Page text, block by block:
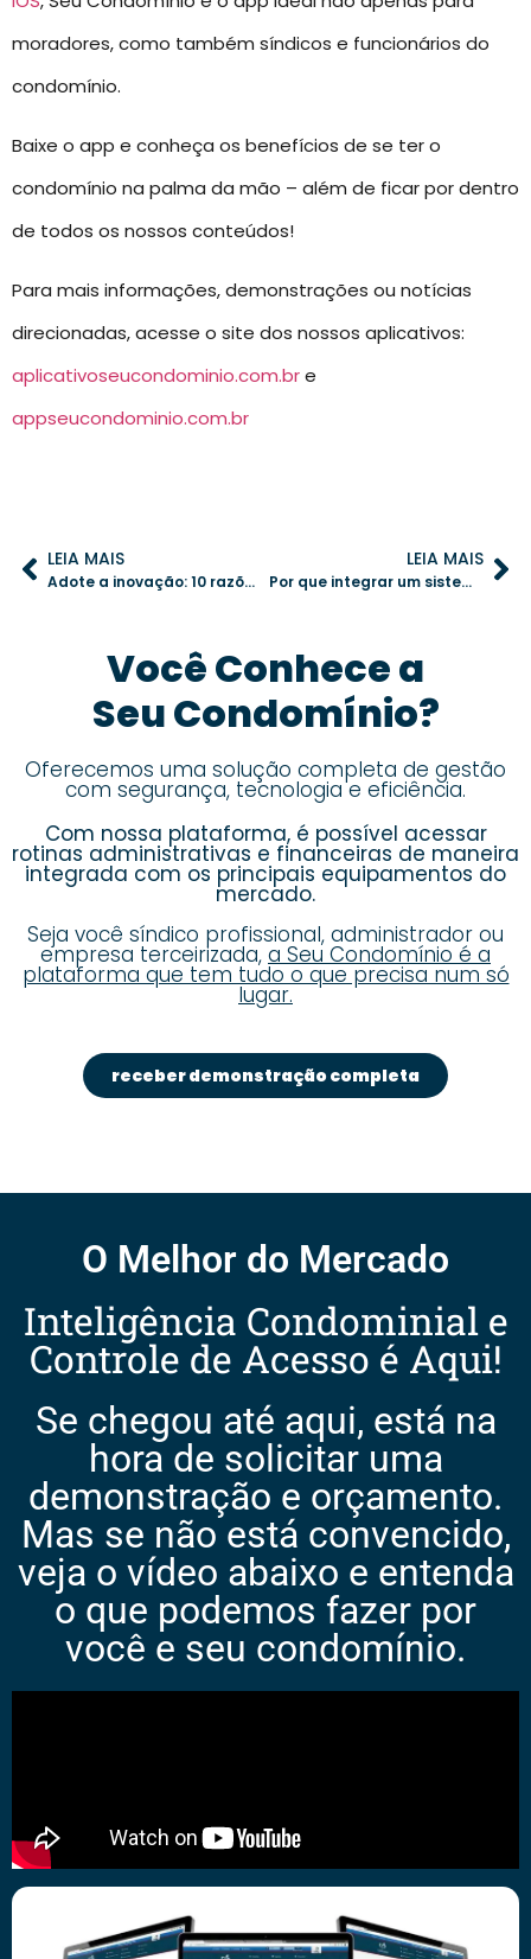
moradores, como também síndicos e funcionários do
condomínio.
Baixe o app e conheça os benefícios de se ter o
condomínio na palma da mão – além de ficar por dentro
de todos os nossos conteúdos!
Para mais informações, demonstrações ou notícias
direcionadas, acesse o site dos nossos aplicativos:
aplicativoseucondominio.com.bre
appseucondominio.com.br
LEIA MAIS
Adote a inovação: 10 razões para investir em um aplicativo para o seu condomínio
LEIA MAIS
Por que integrar um sistema de portaria remota no seu condomínio agora mesmo
Você Conhece a
Seu Condomínio?
Oferecemos uma solução completa de gestão
com segurança, tecnologia e eficiência.
Com nossa plataforma, é possível acessar
rotinas administrativas e financeiras de maneira
integrada com os principais equipamentos do
mercado.
Seja você síndico profissional, administrador ou
empresa terceirizada, a Seu Condomínio é a
plataforma que tem tudo o que precisa num só
lugar.
receber demonstração completa
O Melhor do Mercado
Inteligência Condominial e
Controle de Acesso é Aqui!
Se chegou até aqui, está na
hora de solicitar uma
demonstração e orçamento.
Mas se não está convencido,
veja o vídeo abaixo e entenda
o que podemos fazer por
você e seu condomínio.